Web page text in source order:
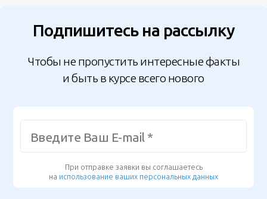
Подпишитесь на рассылку
Чтобы не пропустить интересные факты
и быть в курсе всего нового
При отправке заявки вы соглашаетесь
на использование ваших персональных данных